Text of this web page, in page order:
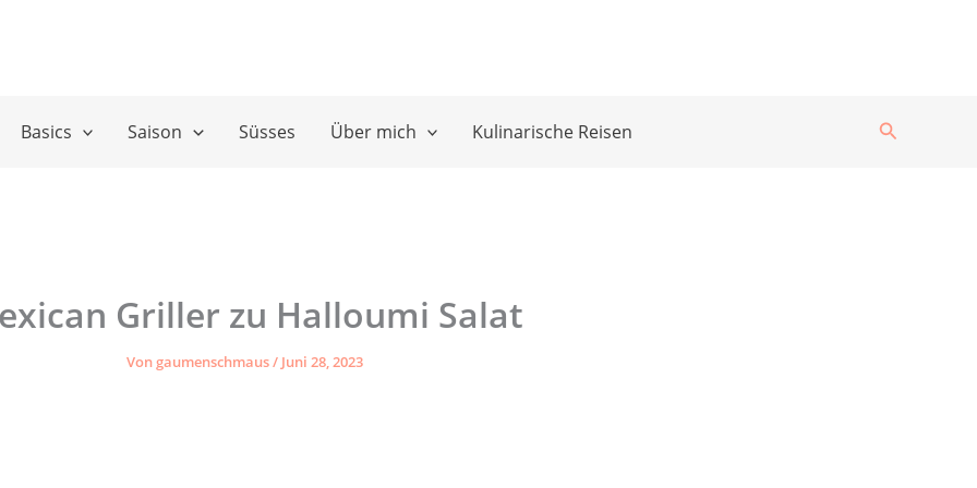
Basics Saison Süsses Über mich Kulinarische Reisen Suchen
Griller zu Halloumi Salat
Vongaumenschmaus/ Juni 28, 2023